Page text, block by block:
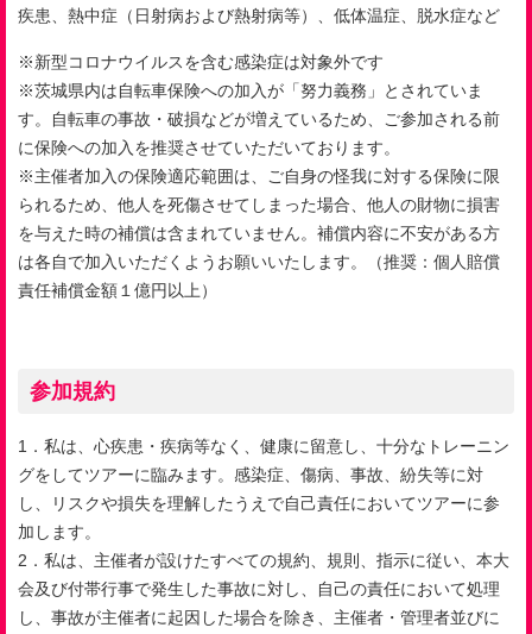
疾患、熱中症（日射病および熱射病等）、低体温症、脱水症など
※新型コロナウイルスを含む感染症は対象外です
※茨城県内は自転車保険への加入が「努力義務」とされていま
す。自転車の事故・破損などが増えているため、ご参加される前
に保険への加入を推奨させていただいております。
※主催者加入の保険適応範囲は、ご自身の怪我に対する保険に限
られるため、他人を死傷させてしまった場合、他人の財物に損害
を与えた時の補償は含まれていません。補償内容に不安がある方
は各自で加入いただくようお願いいたします。（推奨：個人賠償
責任補償金額１億円以上）
参加規約
1．私は、心疾患・疾病等なく、健康に留意し、十分なトレーニン
グをしてツアーに臨みます。感染症、傷病、事故、紛失等に対
し、リスクや損失を理解したうえで自己責任においてツアーに参
加します。
2．私は、主催者が設けたすべての規約、規則、指示に従い、本大
会及び付帯行事で発生した事故に対し、自己の責任において処理
し、事故が主催者に起因した場合を除き、主催者・管理者並びに